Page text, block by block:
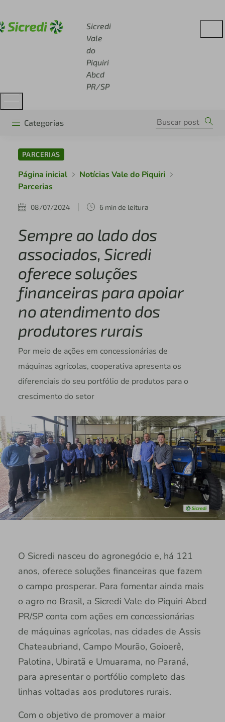
Sicredi
Vale
do
Piquiri
Abcd
PR/SP
Categorias
PARCERIAS
Página inicial
Notícias Vale do Piquiri
Parcerias
08/07/2024 6 min de leitura
Sempre ao lado dos
associados, Sicredi
oferece soluções
financeiras para apoiar
no atendimento dos
produtores rurais
Por meio de ações em concessionárias de
máquinas agrícolas, cooperativa apresenta os
diferenciais do seu portfólio de produtos para o
crescimento do setor
O Sicredi nasceu do agronegócio e, há 121
anos, oferece soluções financeiras que fazem
o campo prosperar. Para fomentar ainda mais
o agro no Brasil, a Sicredi Vale do Piquiri Abcd
PR/SP conta com ações em concessionárias
de máquinas agrícolas, nas cidades de Assis
Chateaubriand, Campo Mourão, Goioerê,
Palotina, Ubiratã e Umuarama, no Paraná,
para apresentar o portfólio completo das
linhas voltadas aos produtores rurais.
Com o objetivo de promover a maior